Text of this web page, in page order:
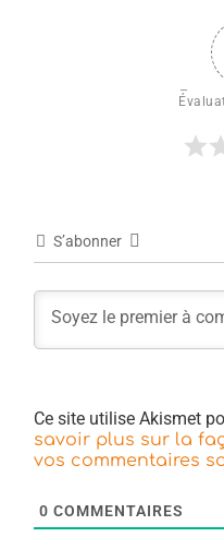
S’abonner
Ce site utilise Akismet
savoir plus sur la
vos commentaires
0 COMMENTAIRES